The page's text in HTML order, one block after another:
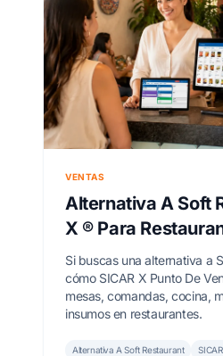
VENTAS
Alternativa A Soft
X ® Para
Si buscas una alternativa a
cómo SICAR X Punto De
mesas, comandas, cocina,
insumos en restaurantes.
Alternativa A Soft Restaurant